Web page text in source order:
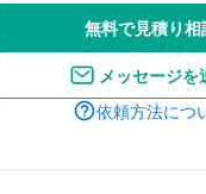
無料で見積り相
メッセージを
依頼方法につ